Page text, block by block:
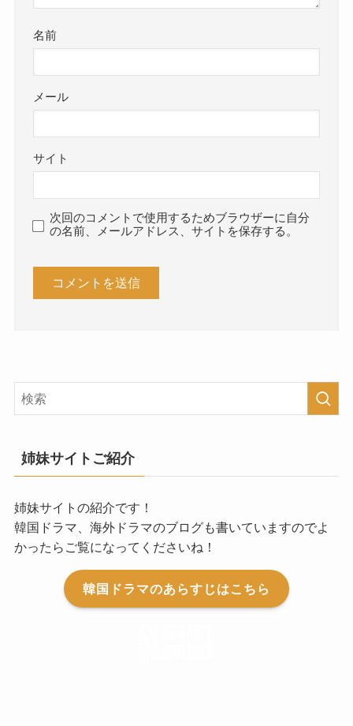
名前
メール
サイト
次回のコメントで使用するためブラウザーに自分
の名前、メールアドレス、サイトを保存する。
姉妹サイトご紹介
姉妹サイトの紹介です！
韓国ドラマ、海外ドラマのブログも書いていますのでよ
かったらご覧になってくださいね！
韓国ドラマのあらすじはこちら